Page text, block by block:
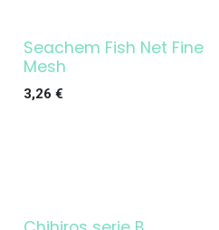
Seachem Fish Net Fine
Mesh
3,26 €